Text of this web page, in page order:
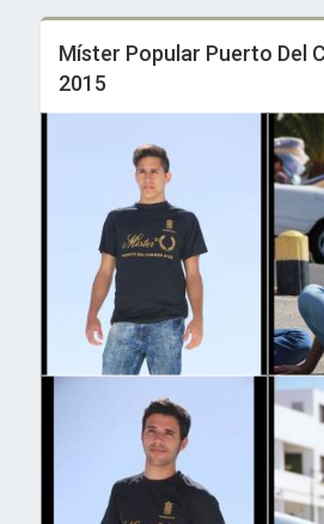
Míster Popular Puerto Del
2015